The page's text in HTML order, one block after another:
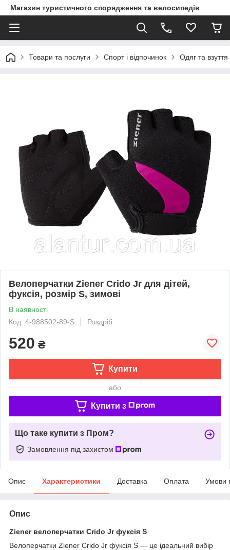
Магазин туристичного спорядження та велосипедів
Товари та послуги Спорт і відпочинок Одяг та
Велоперчатки Ziener Crido Jr для дітей,
фуксія, розмір S, зимові
В наявності
Код: 4-988502-89-S
Роздріб
520 ₴
Купити
або
Купити з
Що таке купити з Пром?
Замовлення під захистом
Опис Характеристики Доставка Оплата Умови
Опис
Ziener велоперчатки Crido Jr фуксія S
Велоперчатки Ziener Crido Jr фуксія S — це ідеальний вибір